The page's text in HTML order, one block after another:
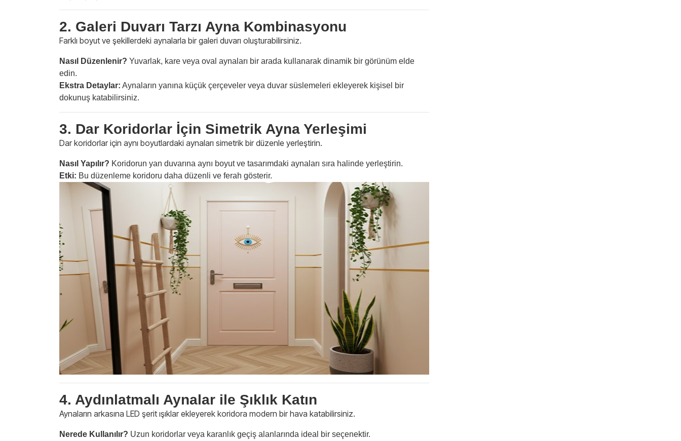
2. Galeri Duvarı Tarzı Ayna Kombinasyonu
Farklı boyut ve şekillerdeki aynalarla bir galeri duvarı oluşturabilirsiniz.
Nasıl Düzenlenir? Yuvarlak, kare veya oval aynaları bir arada kullanarak dinamik bir görünüm elde
edin.
Ekstra Detaylar: Aynaların yanına küçük çerçeveler veya duvar süslemeleri ekleyerek kişisel bir
dokunuş katabilirsiniz.
3. Dar Koridorlar İçin Simetrik Ayna Yerleşimi
Dar koridorlar için aynı boyutlardaki aynaları simetrik bir düzenle yerleştirin.
Nasıl Yapılır? Koridorun yan duvarına aynı boyut ve tasarımdaki aynaları sıra halinde yerleştirin.
Etki: Bu düzenleme koridoru daha düzenli ve ferah gösterir.
4. Aydınlatmalı Aynalar ile Şıklık Katın
Aynaların arkasına LED şerit ışıklar ekleyerek koridora modern bir hava katabilirsiniz.
Nerede Kullanılır? Uzun koridorlar veya karanlık geçiş alanlarında ideal bir seçenektir.